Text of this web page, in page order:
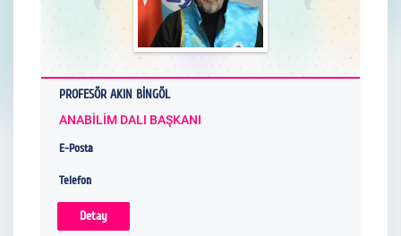
PROFESÖR AKIN BİNGÖL
ANABİLİM DALI BAŞKANI
E-Posta
Telefon
Detay